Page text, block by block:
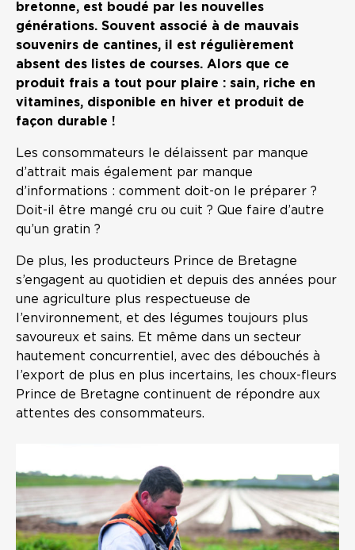
bretonne, est boudé par les nouvelles
générations. Souvent associé à de mauvais
souvenirs de cantines, il est régulièrement
absent des listes de courses. Alors que ce
produit frais a tout pour plaire : sain, riche en
vitamines, disponible en hiver et produit de
façon durable !
Les consommateurs le délaissent par manque
d’attrait mais également par manque
d’informations : comment doit-on le préparer ?
Doit-il être mangé cru ou cuit ? Que faire d’autre
qu’un gratin ?
De plus, les producteurs Prince de Bretagne
s’engagent au quotidien et depuis des années pour
une agriculture plus respectueuse de
l’environnement, et des légumes toujours plus
savoureux et sains. Et même dans un secteur
hautement concurrentiel, avec des débouchés à
l’export de plus en plus incertains, les choux-fleurs
Prince de Bretagne continuent de répondre aux
attentes des consommateurs.